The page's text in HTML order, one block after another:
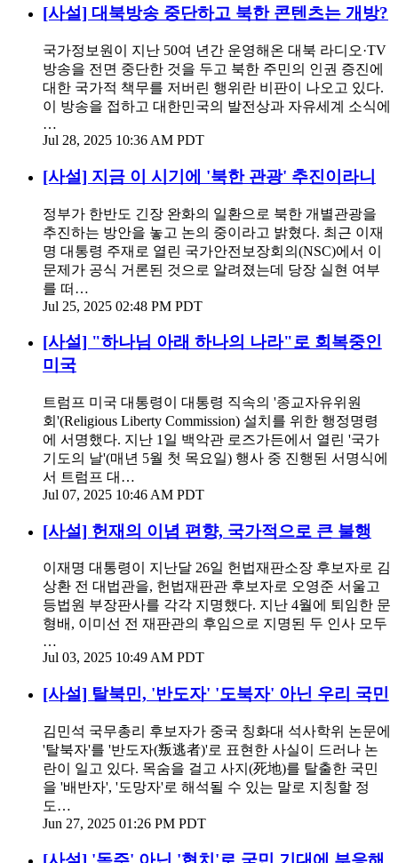
[사설] 대북방송 중단하고 북한 콘텐츠는 개방?
국가정보원이 지난 50여 년간 운영해온 대북 라디오·TV
방송을 전면 중단한 것을 두고 북한 주민의 인권 증진에
대한 국가적 책무를 저버린 행위란 비판이 나오고 있다.
이 방송을 접하고 대한민국의 발전상과 자유세계 소식에
…
Jul 28, 2025 10:36 AM PDT
[사설] 지금 이 시기에 '북한 관광' 추진이라니
정부가 한반도 긴장 완화의 일환으로 북한 개별관광을
추진하는 방안을 놓고 논의 중이라고 밝혔다. 최근 이재
명 대통령 주재로 열린 국가안전보장회의(NSC)에서 이
문제가 공식 거론된 것으로 알려졌는데 당장 실현 여부
를 떠…
Jul 25, 2025 02:48 PM PDT
[사설] "하나님 아래 하나의 나라"로 회복중인
미국
트럼프 미국 대통령이 대통령 직속의 '종교자유위원
회'(Religious Liberty Commission) 설치를 위한 행정명령
에 서명했다. 지난 1일 백악관 로즈가든에서 열린 '국가
기도의 날'(매년 5월 첫 목요일) 행사 중 진행된 서명식에
서 트럼프 대…
Jul 07, 2025 10:46 AM PDT
[사설] 헌재의 이념 편향, 국가적으로 큰 불행
이재명 대통령이 지난달 26일 헌법재판소장 후보자로 김
상환 전 대법관을, 헌법재판관 후보자로 오영준 서울고
등법원 부장판사를 각각 지명했다. 지난 4월에 퇴임한 문
형배, 이미선 전 재판관의 후임으로 지명된 두 인사 모두
…
Jul 03, 2025 10:49 AM PDT
[사설] 탈북민, '반도자' '도북자' 아닌 우리 국민
김민석 국무총리 후보자가 중국 칭화대 석사학위 논문에
'탈북자'를 '반도자(叛逃者)'로 표현한 사실이 드러나 논
란이 일고 있다. 목숨을 걸고 사지(死地)를 탈출한 국민
을 '배반자', '도망자'로 해석될 수 있는 말로 지칭할 정
도…
Jun 27, 2025 01:26 PM PDT